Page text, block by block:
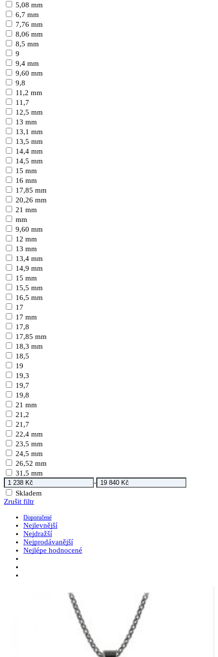
5,08 mm
6,7 mm
7,76 mm
8,06 mm
8,5 mm
9
9,4 mm
9,60 mm
9,8
11,2 mm
11,7
12,5 mm
13 mm
13,1 mm
13,5 mm
14,4 mm
14,5 mm
15 mm
16 mm
17,85 mm
20,26 mm
21 mm
mm
9,60 mm
12 mm
13 mm
13,4 mm
14,9 mm
15 mm
15,5 mm
16,5 mm
17
17 mm
17,8
17,85 mm
18,3 mm
18,5
19
19,3
19,7
19,8
21 mm
21,2
21,7
22,4 mm
23,5 mm
24,5 mm
26,52 mm
31,5 mm
-
Skladem
Zrušit filtr
Doporučené
Nejlevnější
Nejdražší
Nejprodávanější
Nejlépe hodnocené